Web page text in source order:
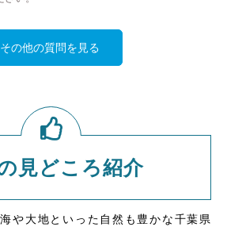
その他の質問を見る
見どころ紹介
や大地といった自然も豊かな千葉県